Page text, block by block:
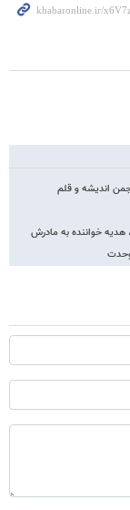
اندیشه و قلم
خواننده به مادرش
وحدت